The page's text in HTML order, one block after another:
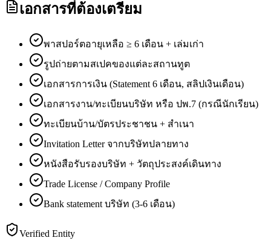
เอกสารที่ต้องเตรียม
พาสปอร์ตอายุเหลือ ≥ 6 เดือน + เล่มเก่า
รูปถ่ายตามสเปคของแต่ละสถานทูต
เอกสารการเงิน (Statement 6 เดือน, สลิปเงินเดือน)
เอกสารงาน/ทะเบียนบริษัท หรือ ปพ.7 (กรณีนักเรียน)
ทะเบียนบ้าน/บัตรประชาชน + สำเนา
Invitation Letter จากบริษัทปลายทาง
หนังสือรับรองบริษัท + วัตถุประสงค์เดินทาง
Trade License / Company Profile
Bank statement บริษัท (3-6 เดือน)
Verified Entity